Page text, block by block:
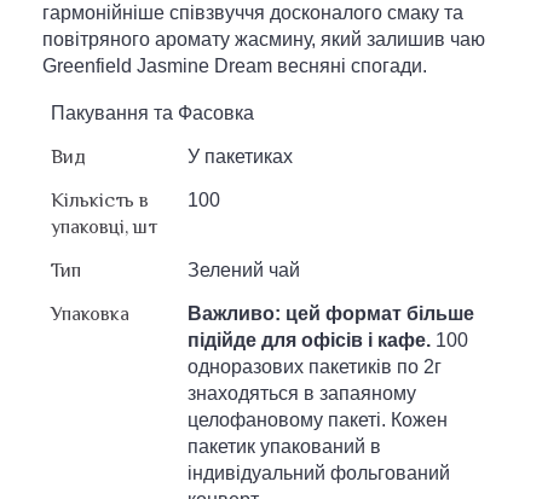
гармонійніше співзвуччя досконалого смаку та
повітряного аромату жасмину, який залишив чаю
Greenfield Jasmine Dream весняні спогади.
Пакування та Фасовка
Вид У пакетиках
Кількість в
упаковці, шт
100
Тип Зелений чай
Упаковка
Важливо: цей формат більше
підійде для офісів і кафе. 100
одноразових пакетиків по 2г
знаходяться в запаяному
целофановому пакеті. Кожен
пакетик упакований в
індивідуальний фольгований